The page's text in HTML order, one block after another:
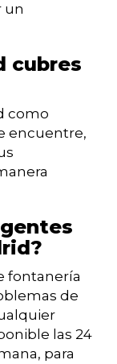
un
cubres
como
encuentre,
fontanería
de
las 24
para